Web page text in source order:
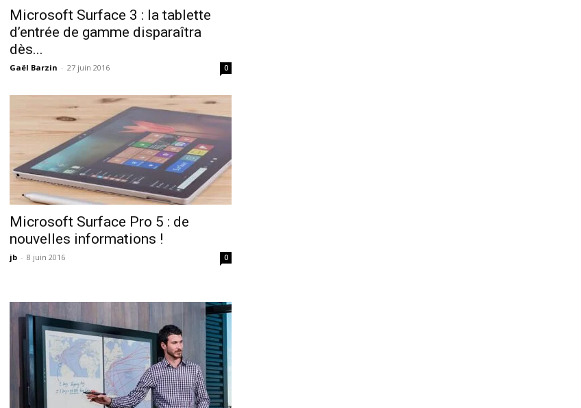
Microsoft Surface 3 : la tablette
d’entrée de gamme disparaîtra
dès...
Gaël Barzin - 27 juin 2016 0
Microsoft Surface Pro 5 : de
nouvelles informations !
jb - 8 juin 2016 0